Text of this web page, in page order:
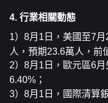
4. 行業相關動態
1）8月1日，美國至7
人，預期23.6萬人，前
2）8月1日，歐元區6
6.40%；
3）8月1日，國際清算